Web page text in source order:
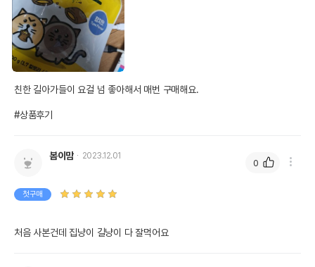
친한 길아가들이 요걸 넘 좋아해서 매번 구매해요.
#상품후기
봄이맘 2023.12.01
첫구매
처음 사본건데 집냥이 길냥이 다 잘먹어요
0